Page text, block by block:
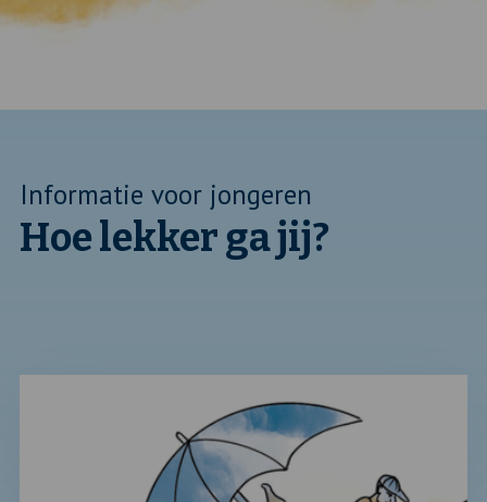
Informatie voor jongeren
Hoe lekker ga jij?